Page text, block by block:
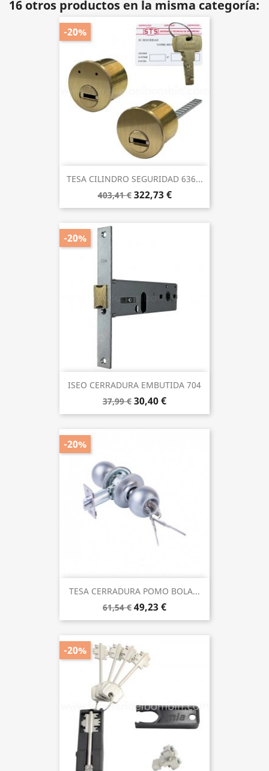
16 otros productos en la misma categoría:
TESA CILINDRO SEGURIDAD 636...
403,41 € 322,73 €
-20%
ISEO CERRADURA EMBUTIDA 704
37,99 € 30,40 €
-20%
TESA CERRADURA POMO BOLA...
61,54 € 49,23 €
-20%
-20%